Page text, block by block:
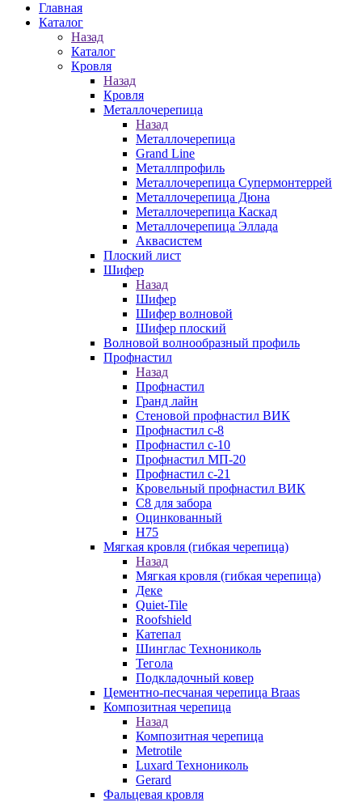
Главная
Каталог
Назад
Каталог
Кровля
Назад
Кровля
Металлочерепица
Назад
Металлочерепица
Grand Line
Металлпрофиль
Металлочерепица Супермонтеррей
Металлочерепица Дюна
Металлочерепица Каскад
Металлочерепица Эллада
Аквасистем
Плоский лист
Шифер
Назад
Шифер
Шифер волновой
Шифер плоский
Волновой волнообразный профиль
Профнастил
Назад
Профнастил
Гранд лайн
Стеновой профнастил ВИК
Профнастил с-8
Профнастил с-10
Профнастил МП-20
Профнастил с-21
Кровельный профнастил ВИК
С8 для забора
Оцинкованный
Н75
Мягкая кровля (гибкая черепица)
Назад
Мягкая кровля (гибкая черепица)
Деке
Quiet-Tile
Roofshield
Катепал
Шинглас Технониколь
Тегола
Подкладочный ковер
Цементно-песчаная черепица Braas
Композитная черепица
Назад
Композитная черепица
Metrotile
Luxard Технониколь
Gerard
Фальцевая кровля